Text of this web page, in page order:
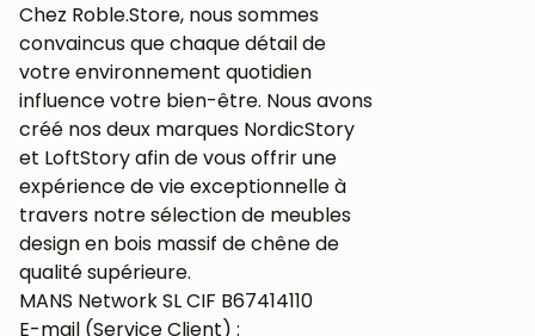
Chez Roble.Store, nous sommes
convaincus que chaque détail de
votre environnement quotidien
influence votre bien-être. Nous avons
créé nos deux marques NordicStory
et LoftStory afin de vous offrir une
expérience de vie exceptionnelle à
travers notre sélection de meubles
design en bois massif de chêne de
qualité supérieure.
MANS Network SL CIF B67414110
E-mail (Service Client) :